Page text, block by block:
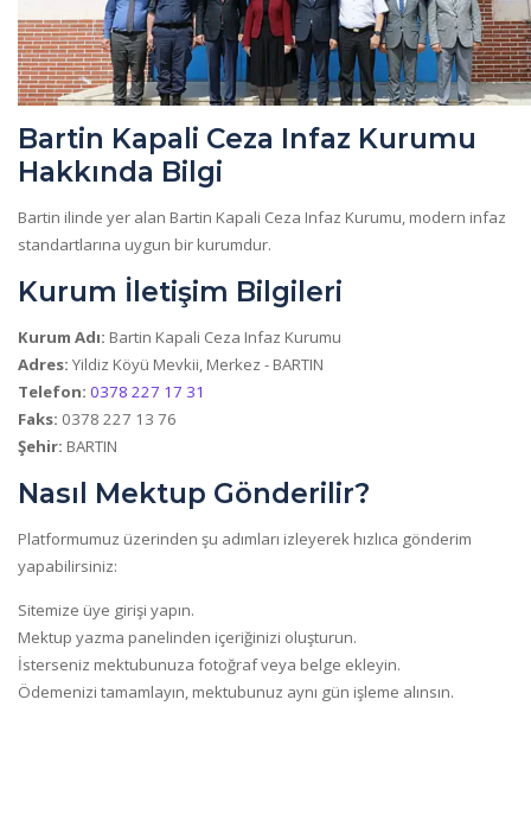
Bartin Kapali Ceza Infaz Kurumu
Hakkında Bilgi
Bartin ilinde yer alan Bartin Kapali Ceza Infaz Kurumu, modern infaz
standartlarına uygun bir kurumdur.
Kurum İletişim Bilgileri
Kurum Adı: Bartin Kapali Ceza Infaz Kurumu
Adres: Yildiz Köyü Mevkii, Merkez - BARTIN
Telefon: 0378 227 17 31
Faks: 0378 227 13 76
Şehir: BARTIN
Nasıl Mektup Gönderilir?
Platformumuz üzerinden şu adımları izleyerek hızlıca gönderim
yapabilirsiniz:
Sitemize üye girişi yapın.
Mektup yazma panelinden içeriğinizi oluşturun.
İsterseniz mektubunuza fotoğraf veya belge ekleyin.
Ödemenizi tamamlayın, mektubunuz aynı gün işleme alınsın.